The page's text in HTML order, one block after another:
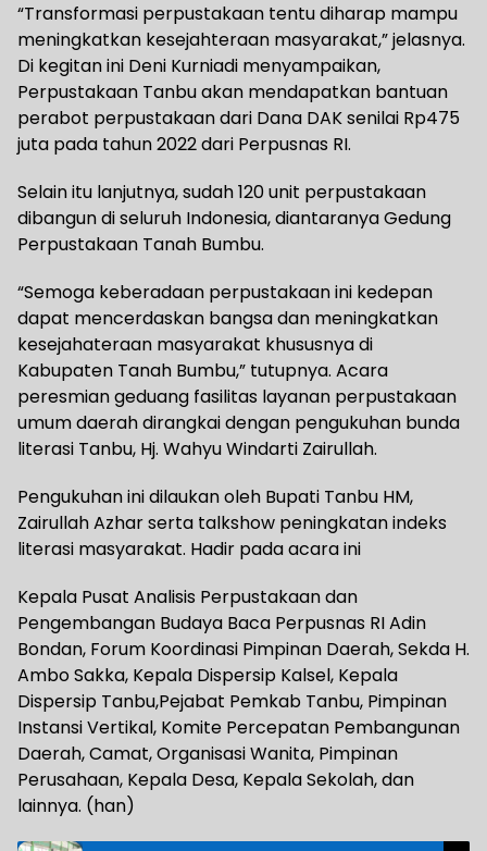
“Transformasi perpustakaan tentu diharap mampu
meningkatkan kesejahteraan masyarakat,” jelasnya.
Di kegitan ini Deni Kurniadi menyampaikan,
Perpustakaan Tanbu akan mendapatkan bantuan
perabot perpustakaan dari Dana DAK senilai Rp475
juta pada tahun 2022 dari Perpusnas RI.
Selain itu lanjutnya, sudah 120 unit perpustakaan
dibangun di seluruh Indonesia, diantaranya Gedung
Perpustakaan Tanah Bumbu.
“Semoga keberadaan perpustakaan ini kedepan
dapat mencerdaskan bangsa dan meningkatkan
kesejahateraan masyarakat khususnya di
Kabupaten Tanah Bumbu,” tutupnya. Acara
peresmian geduang fasilitas layanan perpustakaan
umum daerah dirangkai dengan pengukuhan bunda
literasi Tanbu, Hj. Wahyu Windarti Zairullah.
Pengukuhan ini dilaukan oleh Bupati Tanbu HM,
Zairullah Azhar serta talkshow peningkatan indeks
literasi masyarakat. Hadir pada acara ini
Kepala Pusat Analisis Perpustakaan dan
Pengembangan Budaya Baca Perpusnas RI Adin
Bondan, Forum Koordinasi Pimpinan Daerah, Sekda H.
Ambo Sakka, Kepala Dispersip Kalsel, Kepala
Dispersip Tanbu,Pejabat Pemkab Tanbu, Pimpinan
Instansi Vertikal, Komite Percepatan Pembangunan
Daerah, Camat, Organisasi Wanita, Pimpinan
Perusahaan, Kepala Desa, Kepala Sekolah, dan
lainnya. (han)